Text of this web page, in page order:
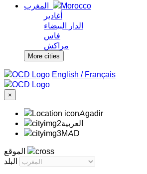
المغرب
أغادير
الدار البيضاء
فاس
مراكش
More cities
/ Français
×
Agadir
‏العربية‏
MAD